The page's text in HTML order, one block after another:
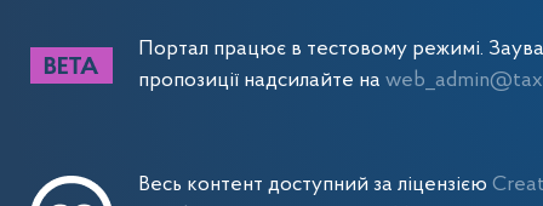
Портал працює в тестовому режимі.
пропозиції надсилайте на
Весь контент доступний за ліцензією